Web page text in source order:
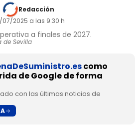
Redacción
07/2025 a las 9:30 h
a finales de 2027.
de Sevilla
como
de Google de forma
con las últimas noticias de